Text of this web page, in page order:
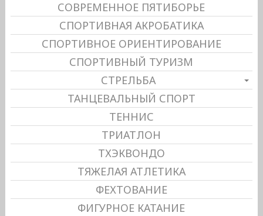
СОВРЕМЕННОЕ ПЯТИБОРЬЕ
СПОРТИВНАЯ АКРОБАТИКА
СПОРТИВНОЕ ОРИЕНТИРОВАНИЕ
СПОРТИВНЫЙ ТУРИЗМ
СТРЕЛЬБА
ТАНЦЕВАЛЬНЫЙ СПОРТ
ТЕННИС
ТРИАТЛОН
ТХЭКВОНДО
ТЯЖЕЛАЯ АТЛЕТИКА
ФЕХТОВАНИЕ
ФИГУРНОЕ КАТАНИЕ